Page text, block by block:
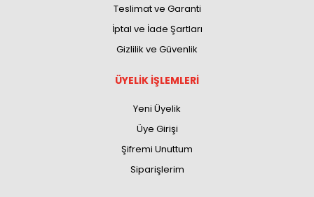
Teslimat ve Garanti
İptal ve İade Şartları
Gizlilik ve Güvenlik
ÜYELİK İŞLEMLERİ
Yeni Üyelik
Üye Girişi
Şifremi Unuttum
Siparişlerim